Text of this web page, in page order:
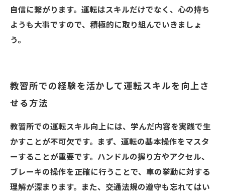
自信に繋がります。運転はスキルだけでなく、心の持ち
ようも大事ですので、積極的に取り組んでいきましょ
う。
教習所での経験を活かして運転スキルを向上さ
せる方法
教習所での運転スキル向上には、学んだ内容を実践で生
かすことが不可欠です。まず、運転の基本操作をマスタ
ーすることが重要です。ハンドルの握り方やアクセル、
ブレーキの操作を正確に行うことで、車の挙動に対する
理解が深まります。また、交通法規の遵守も忘れてはい